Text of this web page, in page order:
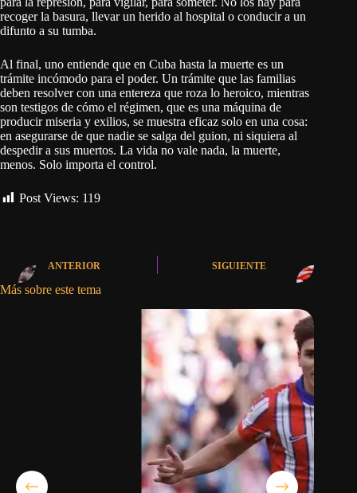
recoger la basura, llevar un herido al hospital o conducir a un
difunto a su tumba.
Al final, uno entiende que en Cuba hasta la muerte es un
trámite incómodo para el poder. Un trámite que las familias
deben resolver con una entereza que roza lo heroico, mientras
son testigos de cómo el régimen, que es una máquina de
producir miseria y exilios, se muestra eficaz solo en una cosa:
en asegurarse de que nadie se salga del guion, ni siquiera al
despedir a sus muertos. La vida no vale nada, la muerte,
menos. Solo importa el control.
Post Views: 119
ANTERIOR SIGUIENTE
Más sobre este tema